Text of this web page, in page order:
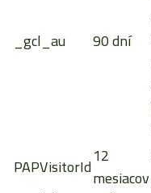
_gcl_au 90 dní
PAPVisitorId12
mesiacov